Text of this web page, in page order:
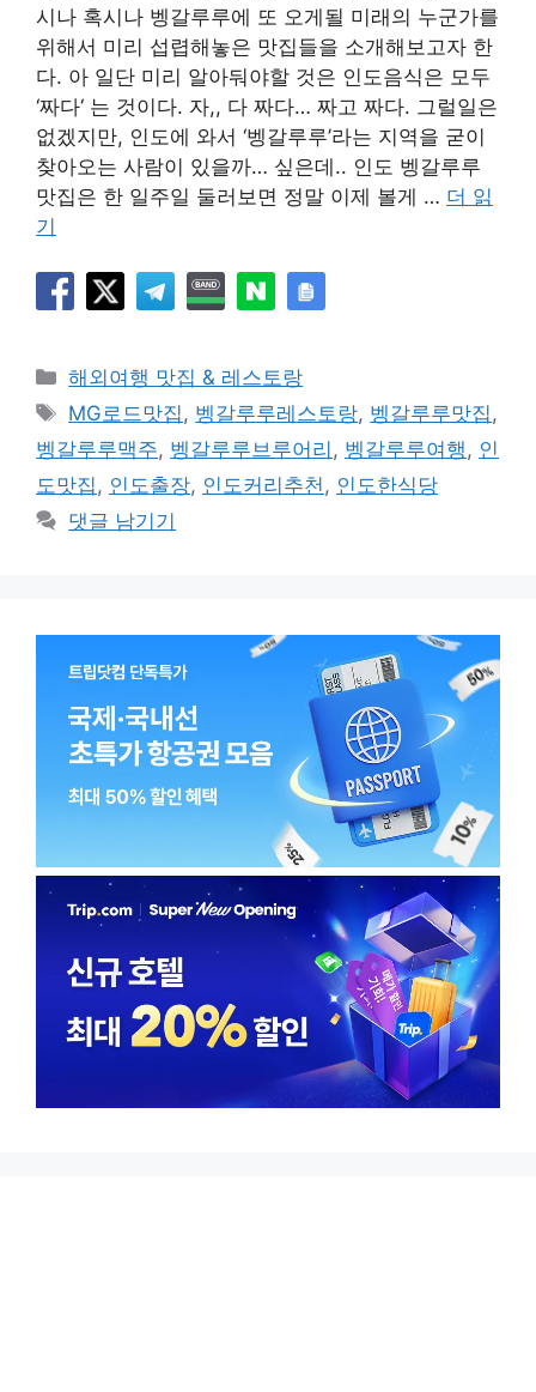
시나 혹시나 벵갈루루에 또 오게될 미래의 누군가를
위해서 미리 섭렵해놓은 맛집들을 소개해보고자 한
다. 아 일단 미리 알아둬야할 것은 인도음식은 모두
‘짜다‘ 는 것이다. 자,, 다 짜다… 짜고 짜다. 그럴일은
없겠지만, 인도에 와서 ‘벵갈루루’라는 지역을 굳이
찾아오는 사람이 있을까… 싶은데.. 인도 벵갈루루
맛집은 한 일주일 둘러보면 정말 이제 볼게 … 더 읽
기
카
테
리
해외여행 맛집 & 레스토랑
태
그
MG로드맛집, 벵갈루루레스토랑, 벵갈루루맛집,
벵갈루루맥주, 벵갈루루브루어리 , 벵갈루루여행, 인
도맛집, 인도출장, 인도커리추천, 인도한식당
댓글 남기기